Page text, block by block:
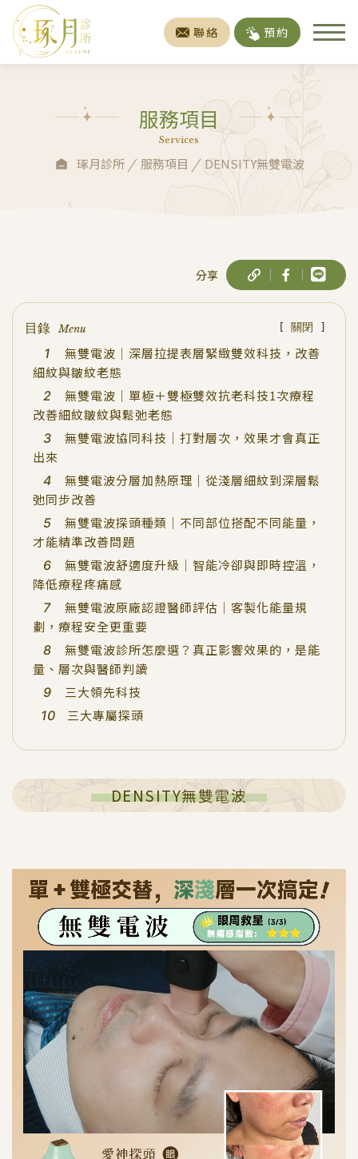
聯絡 預約
服務項目
Services
琢月診所 服務項目 DENSITY無雙電波
分享
目錄 Menu [ 關閉 ]
無雙電波｜深層拉提表層緊緻雙效科技，改善
細紋與皺紋老態
無雙電波｜單極＋雙極雙效抗老科技1次療程
改善細紋皺紋與鬆弛老態
無雙電波協同科技｜打對層次，效果才會真正
出來
無雙電波分層加熱原理｜從淺層細紋到深層鬆
弛同步改善
無雙電波探頭種類｜不同部位搭配不同能量，
才能精準改善問題
無雙電波舒適度升級｜智能冷卻與即時控溫，
降低療程疼痛感
無雙電波原廠認證醫師評估｜客製化能量規
劃，療程安全更重要
無雙電波診所怎麼選？真正影響效果的，是能
量、層次與醫師判讀
三大領先科技
三大專屬探頭
DENSITY無雙電波